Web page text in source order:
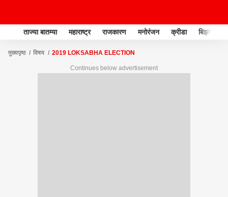
ताज्या बातम्या महाराष्ट्र राजकारण मनोरंजन क्रीडा बिझनेस
मुख्यपृष्ठ विषय 2019 LOKSABHA ELECTION
Continues below advertisement